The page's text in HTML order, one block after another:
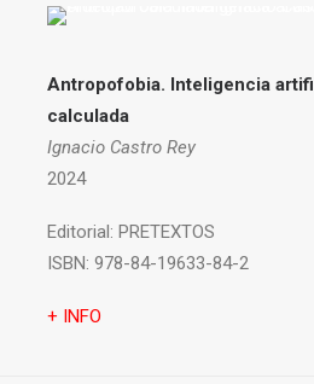
Antropofobia. Inteligencia
calculada
Ignacio Castro Rey
2024
Editorial: PRETEXTOS
ISBN: 978-84-19633-84-2
+ INFO